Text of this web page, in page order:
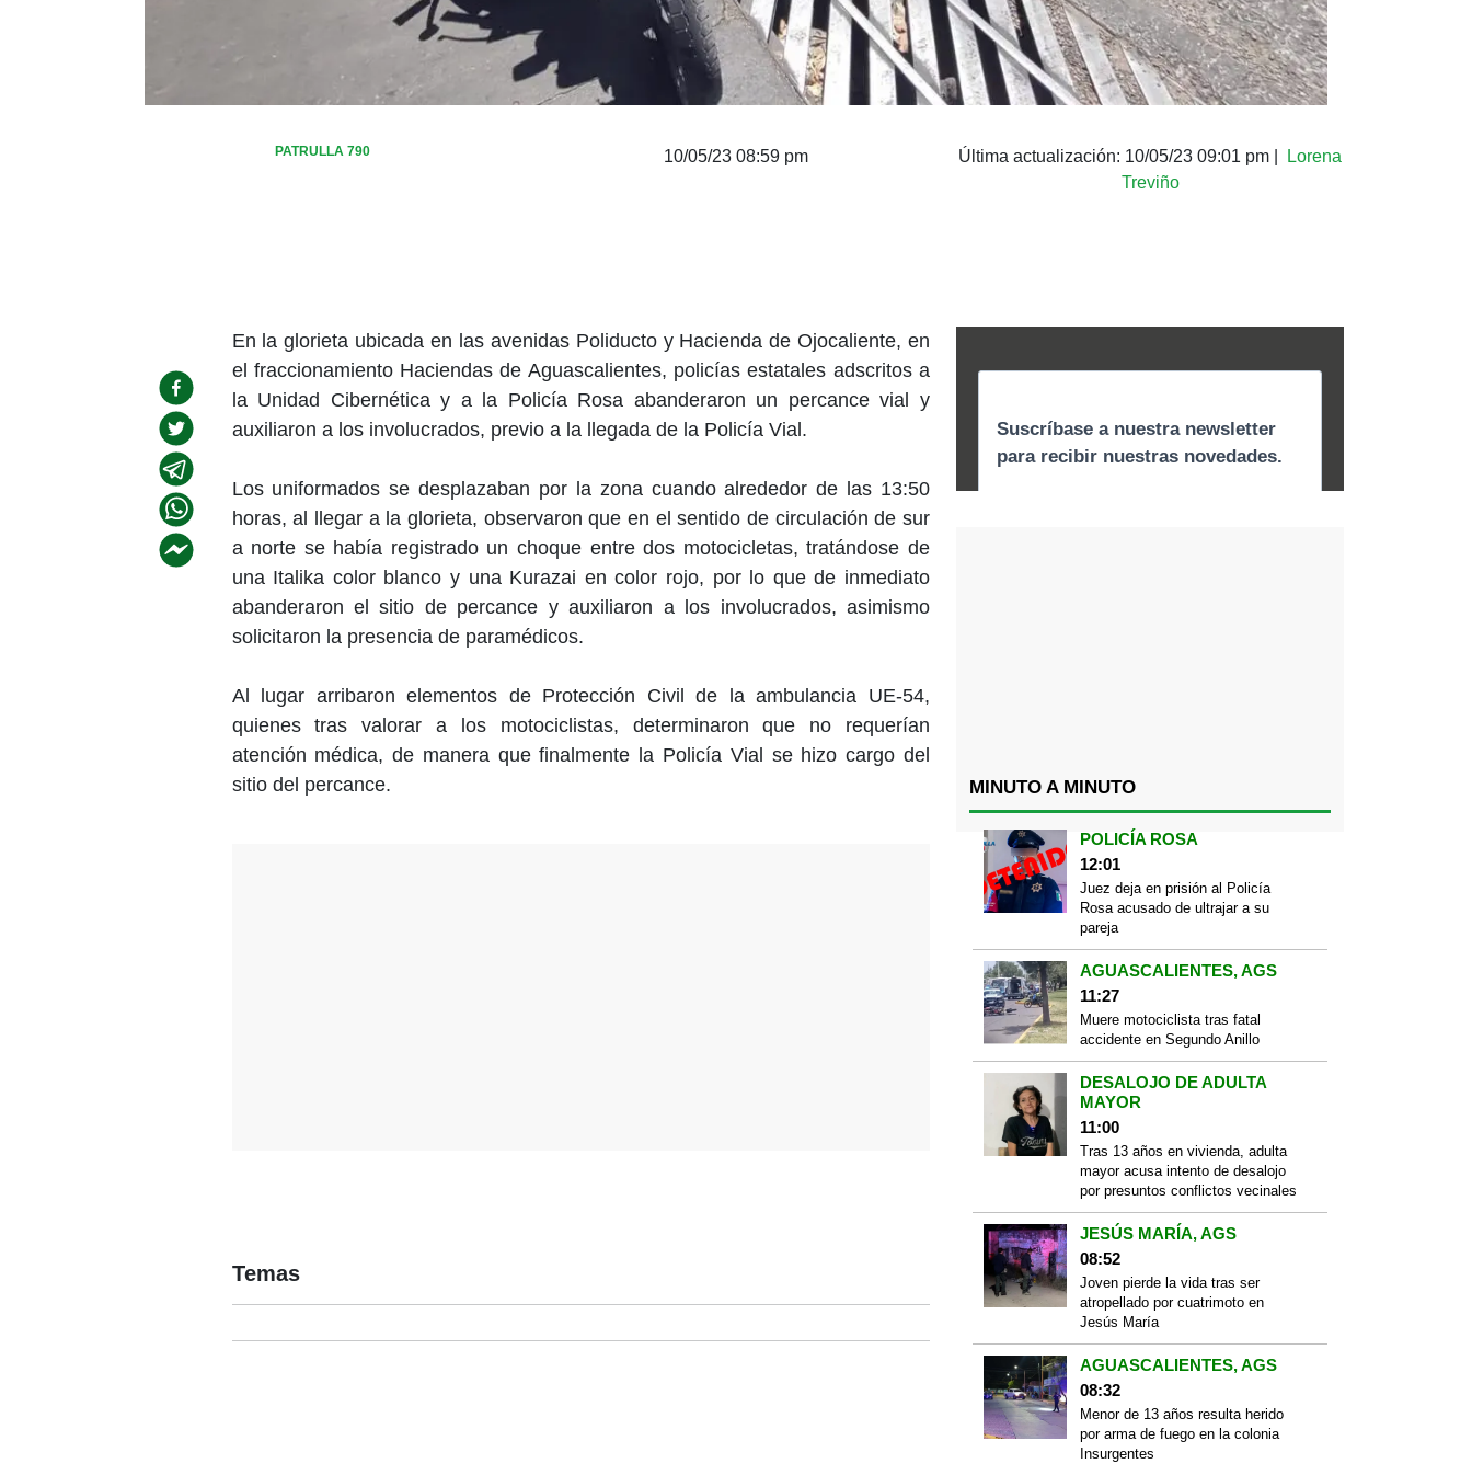
PATRULLA 790 10/05/23 08:59 pm Última actualización: 10/05/23 09:01 pm
Lorena
Treviño
En la glorieta ubicada en las avenidas Poliducto y Hacienda de Ojocaliente, en
el fraccionamiento Haciendas de Aguascalientes, policías estatales adscritos a
la Unidad Cibernética y a la Policía Rosa abanderaron un percance vial y
auxiliaron a los involucrados, previo a la llegada de la Policía Vial.
Los uniformados se desplazaban por la zona cuando alrededor de las 13:50
horas, al llegar a la glorieta, observaron que en el sentido de circulación de sur
a norte se había registrado un choque entre dos motocicletas, tratándose de
una Italika color blanco y una Kurazai en color rojo, por lo que de inmediato
abanderaron el sitio de percance y auxiliaron a los involucrados, asimismo
solicitaron la presencia de paramédicos.
Al lugar arribaron elementos de Protección Civil de la ambulancia UE-54,
quienes tras valorar a los motociclistas, determinaron que no requerían
atención médica, de manera que finalmente la Policía Vial se hizo cargo del
sitio del percance.
Temas
MINUTO A MINUTO
POLICÍA ROSA
12:01
Juez deja en prisión al Policía
Rosa acusado de ultrajar a su
pareja
AGUASCALIENTES, AGS
11:27
Muere motociclista tras fatal
accidente en Segundo Anillo
DESALOJO DE ADULTA
MAYOR
11:00
Tras 13 años en vivienda, adulta
mayor acusa intento de desalojo
por presuntos conflictos vecinales
JESÚS MARÍA, AGS
08:52
Joven pierde la vida tras ser
atropellado por cuatrimoto en
Jesús María
AGUASCALIENTES, AGS
08:32
Menor de 13 años resulta herido
por arma de fuego en la colonia
Insurgentes